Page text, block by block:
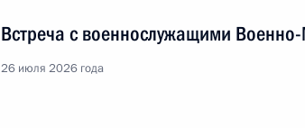
Встреча с военнослужащими
26 июля 2026 года